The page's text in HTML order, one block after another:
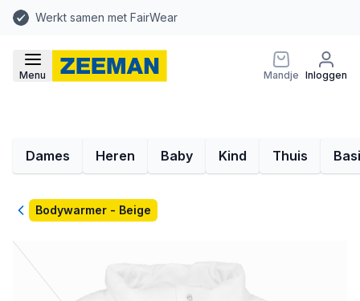
Werkt samen met FairWear
Menu Mandje Inloggen
Dames Heren Baby Kind Thuis
TerugBodywarmer - Beige